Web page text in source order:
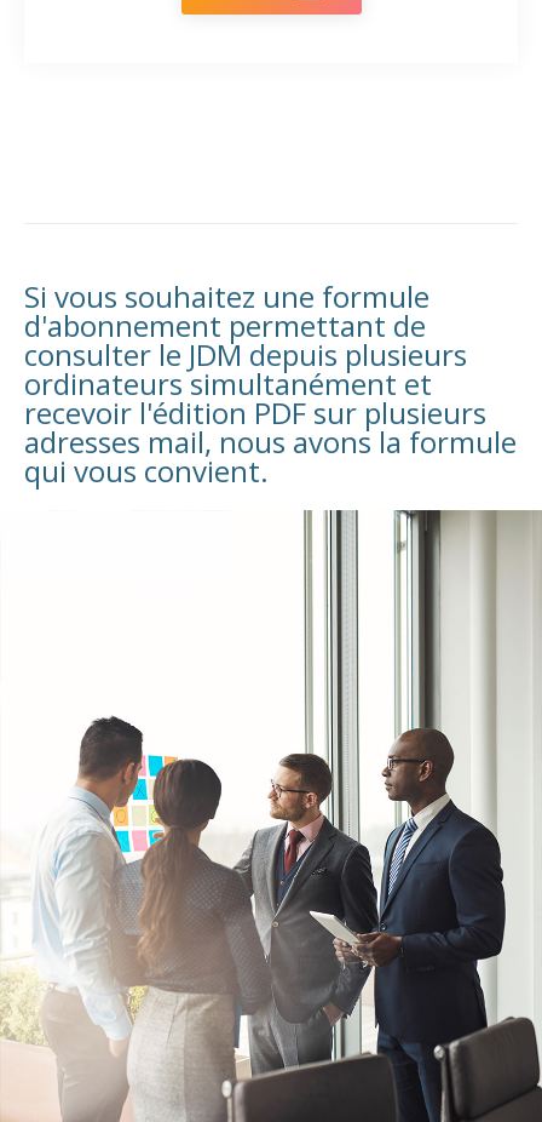
Si vous souhaitez une formule
d'abonnement permettant de
consulter le JDM depuis plusieurs
ordinateurs simultanément et
recevoir l'édition PDF sur plusieurs
adresses mail, nous avons la formule
qui vous convient.